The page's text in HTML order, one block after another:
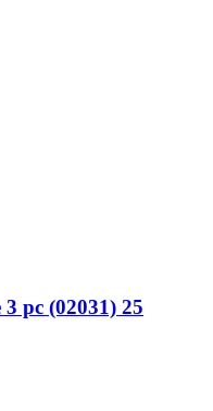
pc (02031) 25